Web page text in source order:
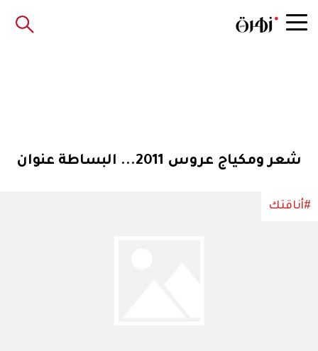
شعر ومكياج عروس 2011... البساطة عنوان
#أناقتك